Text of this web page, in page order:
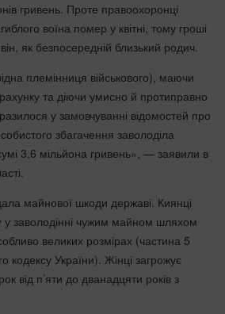
гривень. Проте правоохоронці
воїна помер у квітні, тому гроші
як безпосередній близький родич.
племінниця військового), маючи
та діючи умисно й протиправно
у замовчуванні відомостей про
збагачення заволоділа
3,6 мільйона гривень», — заявили в
майнової шкоди державі. Киянці
у заволодінні чужим майном шляхом
великих розмірах (частина 5
кодексу України). Жінці загрожує
від п’яти до дванадцяти років з